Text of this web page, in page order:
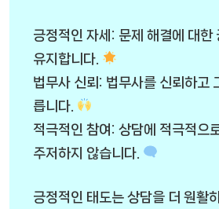
긍정적인 자세: 문제 해결에 대한
유지합니다.
법무사 신뢰: 법무사를 신뢰하고
릅니다.
적극적인 참여: 상담에 적극적으
주저하지 않습니다.
긍정적인 태도는 상담을 더 원활